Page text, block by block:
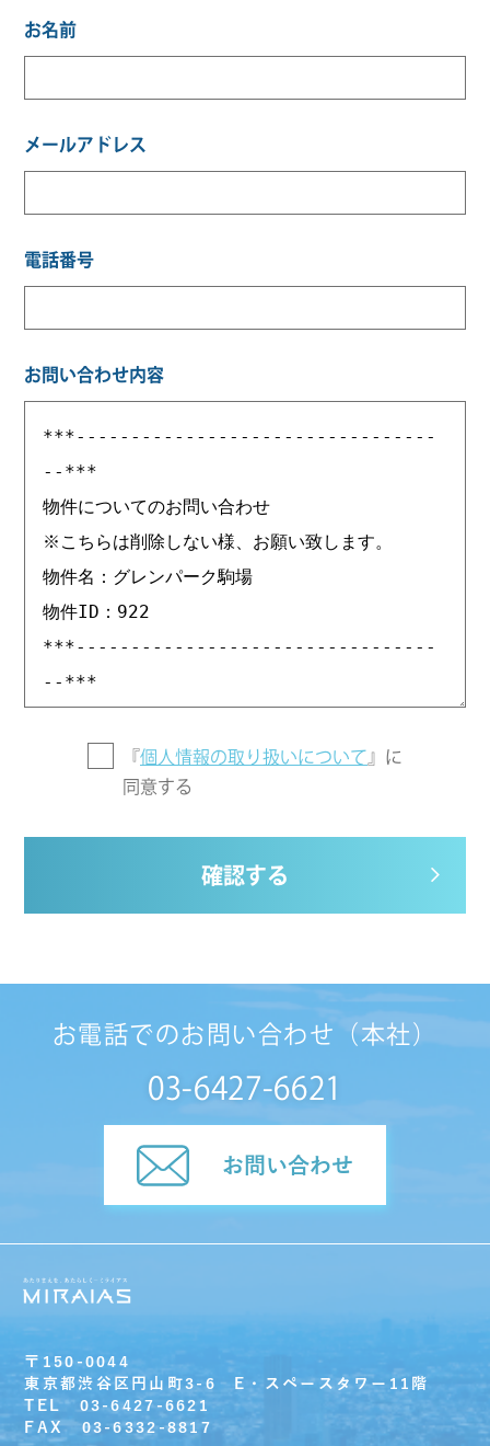
お名前
メールアドレス
電話番号
お問い合わせ内容
『個人情報の取り扱いについて 』に
同意する
確認する
お電話でのお問い合わせ（本社）
03-6427-6621
お問い合わせ
〒150-0044
東京都渋谷区円山町3-6 E・スペースタワー11階
TEL 03-6427-6621
FAX 03-6332-8817